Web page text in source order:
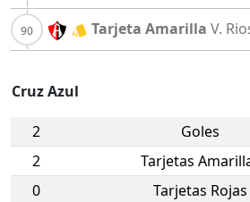
Tarjeta Amarilla V.
Cruz Azul
2 Goles
2
Tarjetas
0
Tarjetas Rojas